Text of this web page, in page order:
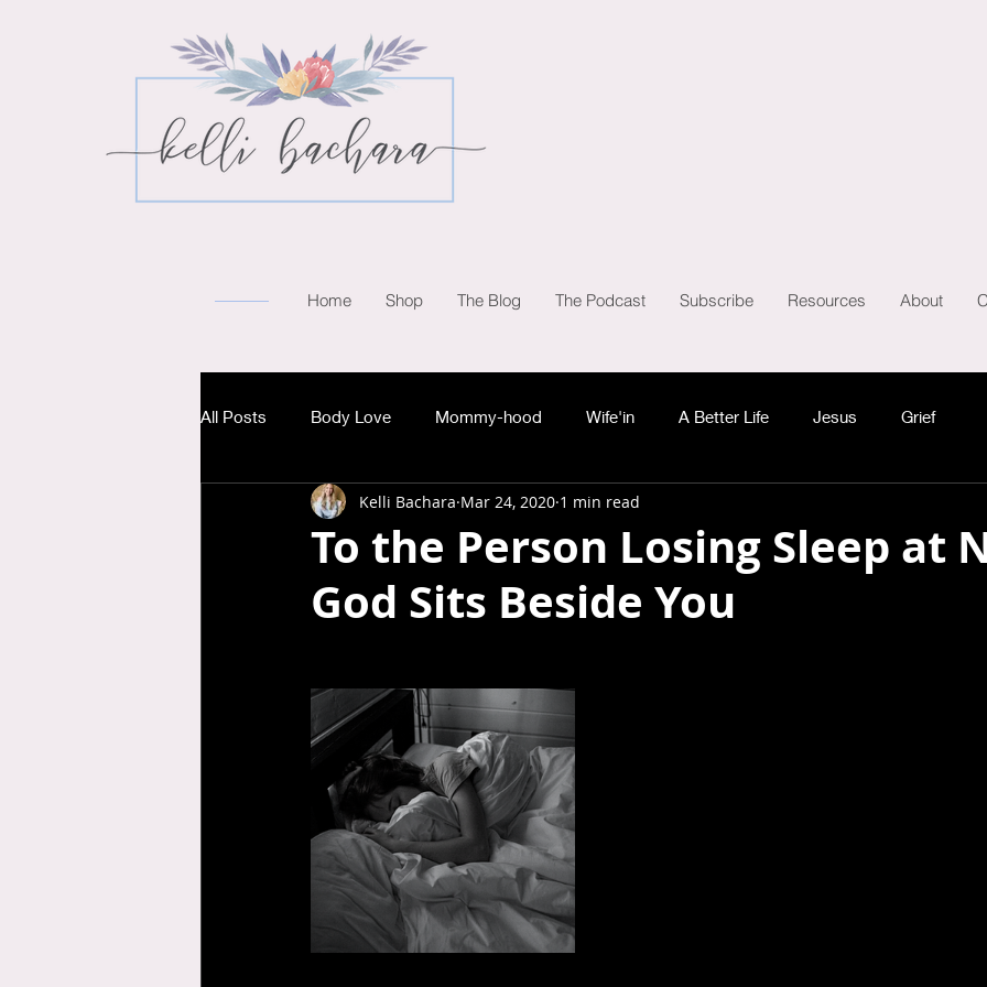
Home Shop The Blog The Podcast Subscribe Resources About
All Posts Body Love Mommy-hood Wife'in A Better Life Jesus Grief
To the Person Losing Sleep at
God Sits Beside You
Kelli Bachara Mar 24, 2020 1 min read